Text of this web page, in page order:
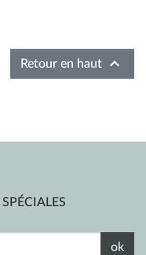
Retour en haut 
ok